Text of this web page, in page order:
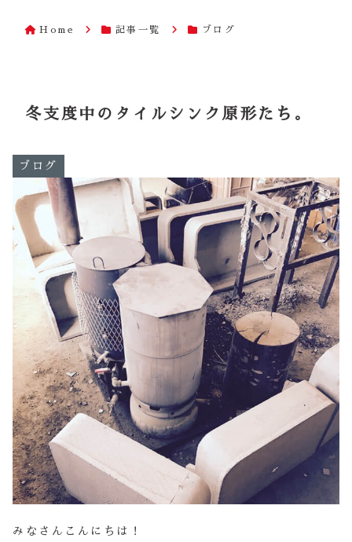
Home 記事一覧 ブログ
冬支度中のタイルシンク原形たち。
ブログ
みなさんこんにちは！